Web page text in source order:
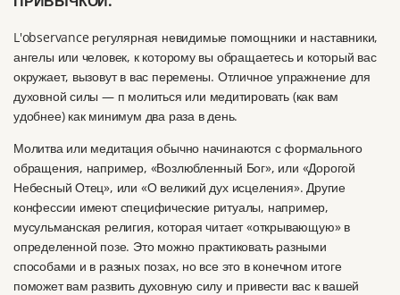
L'observance регулярная невидимые помощники и наставники,
ангелы или человек, к которому вы обращаетесь и который вас
окружает, вызовут в вас перемены. Отличное упражнение для
духовной силы — п молиться или медитировать (как вам
удобнее) как минимум два раза в день.
Молитва или медитация обычно начинаются с формального
обращения, например, «Возлюбленный Бог», или «Дорогой
Небесный Отец», или «О великий дух исцеления». Другие
конфессии имеют специфические ритуалы, например,
мусульманская религия, которая читает «открывающую» в
определенной позе. Это можно практиковать разными
способами и в разных позах, но все это в конечном итоге
поможет вам развить духовную силу и привести вас к вашей